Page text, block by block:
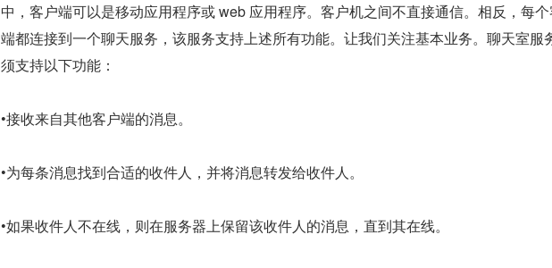
中，客户端可以是移动应用程序或 web 应用程序。客户机之间不直接通信。相反，每
端都连接到一个聊天服务，该服务支持上述所有功能。让我们关注基本业务。聊天室服
须支持以下功能：
•接收来自其他客户端的消息。
•为每条消息找到合适的收件人，并将消息转发给收件人。
•如果收件人不在线，则在服务器上保留该收件人的消息，直到其在线。